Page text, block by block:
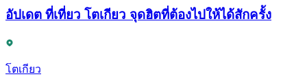
อัปเดต ที่เที่ยว โตเกียว จุดฮิตที่ต้องไปให้ได้สักครั้ง
โตเกียว